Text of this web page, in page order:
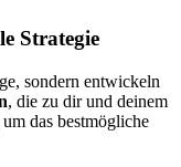
Strategie
sondern entwickeln
, die zu dir und deinem
das bestmögliche